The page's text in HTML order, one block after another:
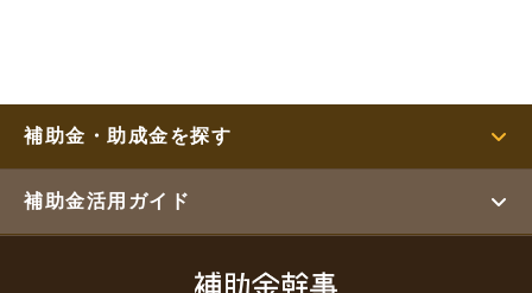
補助金・助成金を探す
補助金活用ガイド